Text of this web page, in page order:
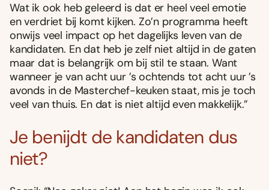
Wat ik ook heb geleerd is dat er heel veel emotie
en verdriet bij komt kijken. Zo’n programma heeft
onwijs veel impact op het dagelijks leven van de
kandidaten. En dat heb je zelf niet altijd in de gaten
maar dat is belangrijk om bij stil te staan. Want
wanneer je van acht uur ’s ochtends tot acht uur ’s
avonds in de Masterchef-keuken staat, mis je toch
veel van thuis. En dat is niet altijd even makkelijk.”
Je benijdt de kandidaten dus
niet?